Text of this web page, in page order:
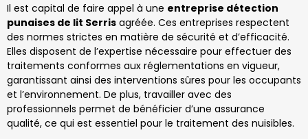
Il est capital de faire appel à une entreprise détection
punaises de lit Serris agréée. Ces entreprises respectent
des normes strictes en matière de sécurité et d’efficacité.
Elles disposent de l’expertise nécessaire pour effectuer des
traitements conformes aux réglementations en vigueur,
garantissant ainsi des interventions sûres pour les occupants
et l’environnement. De plus, travailler avec des
professionnels permet de bénéficier d’une assurance
qualité, ce qui est essentiel pour le traitement des nuisibles.